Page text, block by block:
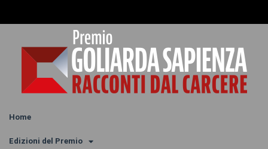
Home
Edizioni del Premio